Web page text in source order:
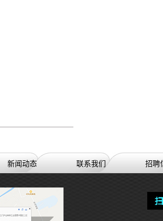
新闻动态 联系我们 招聘